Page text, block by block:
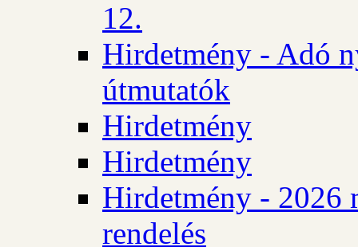
12.
Hirdetmény - Adó
útmutatók
Hirdetmény
Hirdetmény
Hirdetmény - 2026
rendelés